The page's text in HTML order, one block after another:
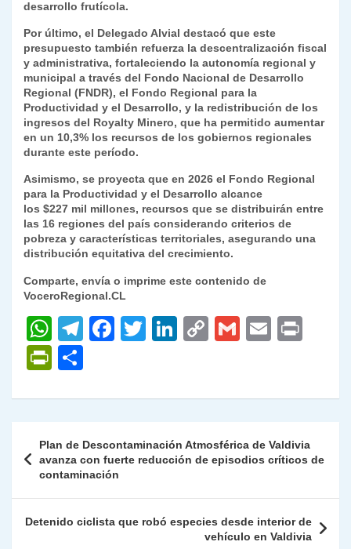
desarrollo frutícola.
Por último, el Delegado Alvial destacó que este
presupuesto también refuerza la descentralización fiscal
y administrativa, fortaleciendo la autonomía regional y
municipal a través del Fondo Nacional de Desarrollo
Regional (FNDR), el Fondo Regional para la
Productividad y el Desarrollo, y la redistribución de los
ingresos del Royalty Minero, que ha permitido aumentar
en un 10,3% los recursos de los gobiernos regionales
durante este período.
Asimismo, se proyecta que en 2026 el Fondo Regional
para la Productividad y el Desarrollo alcance
los $227 mil millones, recursos que se distribuirán entre
las 16 regiones del país considerando criterios de
pobreza y características territoriales, asegurando una
distribución equitativa del crecimiento.
Comparte, envía o imprime este contenido de
VoceroRegional.CL
W
h
at
s
p
p
T
gr
m
F
e
o
o
k
T
er
Li
e
n
C
y
n
G
l
E
l
P
nt
Fr
ie
n
dl
y
m
p
ar
tir
de
entradas
Plan de Descontaminación Atmosférica de Valdivia
avanza con fuerte reducción de episodios críticos de
contaminación
Detenido ciclista que robó especies desde interior de
vehículo en Valdivia